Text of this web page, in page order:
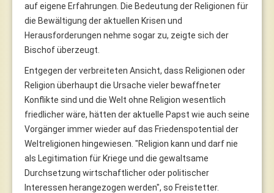
auf eigene Erfahrungen. Die Bedeutung der Religionen für
die Bewältigung der aktuellen Krisen und
Herausforderungen nehme sogar zu, zeigte sich der
Bischof überzeugt.
Entgegen der verbreiteten Ansicht, dass Religionen oder
Religion überhaupt die Ursache vieler bewaffneter
Konflikte sind und die Welt ohne Religion wesentlich
friedlicher wäre, hätten der aktuelle Papst wie auch seine
Vorgänger immer wieder auf das Friedenspotential der
Weltreligionen hingewiesen. "Religion kann und darf nie
als Legitimation für Kriege und die gewaltsame
Durchsetzung wirtschaftlicher oder politischer
Interessen herangezogen werden", so Freistetter.